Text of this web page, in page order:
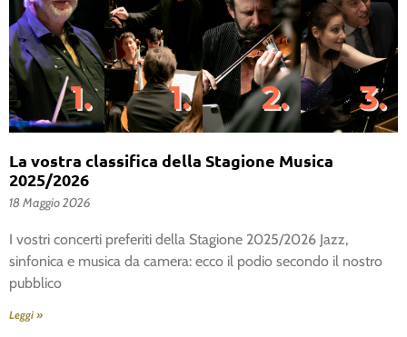
La vostra classifica della Stagione Musica
2025/2026
18 Maggio 2026
I vostri concerti preferiti della Stagione 2025/2026 Jazz,
sinfonica e musica da camera: ecco il podio secondo il nostro
pubblico
Leggi »